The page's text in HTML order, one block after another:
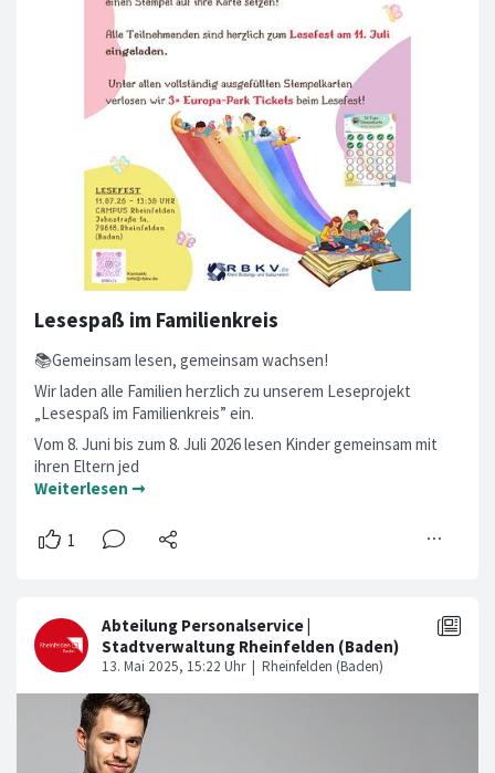
Lesespaß im Familienkreis
📚Gemeinsam lesen, gemeinsam wachsen!
Wir laden alle Familien herzlich zu unserem Leseprojekt
„Lesespaß im Familienkreis” ein.
Vom 8. Juni bis zum 8. Juli 2026 lesen Kinder gemeinsam mit
ihren Eltern jed
Weiterlesen ➞